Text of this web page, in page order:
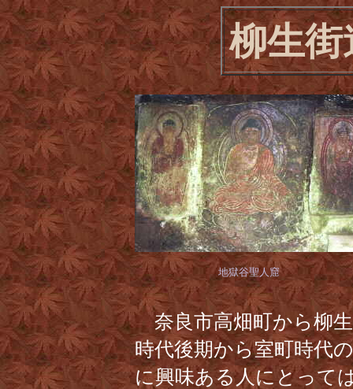
柳生
地獄谷聖人窟
奈良市高畑町から柳生
時代後期から室町時代
に興味ある人にとって